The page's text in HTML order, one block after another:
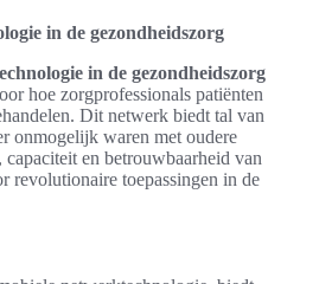
in de gezondheidszorg
in de gezondheidszorg
hoe zorgprofessionals patiënten
Dit netwerk biedt tal van
onmogelijk waren met oudere
en betrouwbaarheid van
revolutionaire toepassingen in de